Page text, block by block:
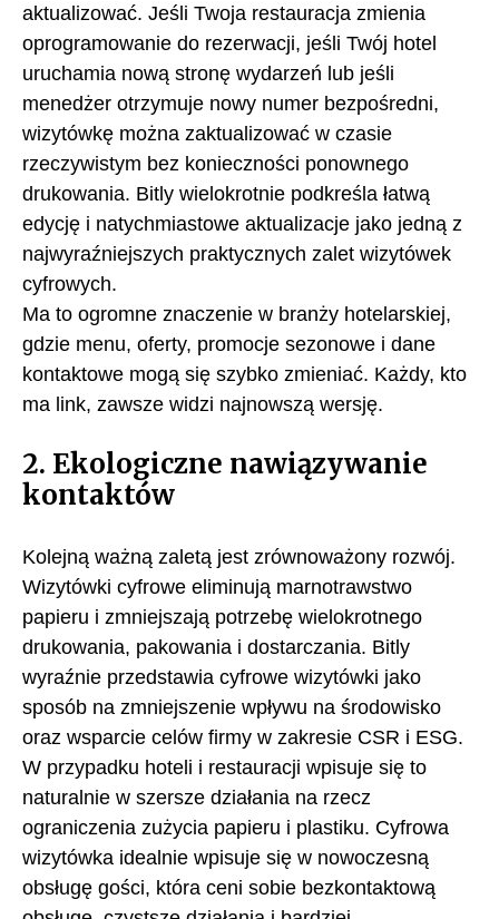
aktualizować. Jeśli Twoja restauracja zmienia
oprogramowanie do rezerwacji, jeśli Twój hotel
uruchamia nową stronę wydarzeń lub jeśli
menedżer otrzymuje nowy numer bezpośredni,
wizytówkę można zaktualizować w czasie
rzeczywistym bez konieczności ponownego
drukowania. Bitly wielokrotnie podkreśla łatwą
edycję i natychmiastowe aktualizacje jako jedną z
najwyraźniejszych praktycznych zalet wizytówek
cyfrowych.
Ma to ogromne znaczenie w branży hotelarskiej,
gdzie menu, oferty, promocje sezonowe i dane
kontaktowe mogą się szybko zmieniać. Każdy, kto
ma link, zawsze widzi najnowszą wersję.
2. Ekologiczne nawiązywanie
kontaktów
Kolejną ważną zaletą jest zrównoważony rozwój.
Wizytówki cyfrowe eliminują marnotrawstwo
papieru i zmniejszają potrzebę wielokrotnego
drukowania, pakowania i dostarczania. Bitly
wyraźnie przedstawia cyfrowe wizytówki jako
sposób na zmniejszenie wpływu na środowisko
oraz wsparcie celów firmy w zakresie CSR i ESG.
W przypadku hoteli i restauracji wpisuje się to
naturalnie w szersze działania na rzecz
ograniczenia zużycia papieru i plastiku. Cyfrowa
wizytówka idealnie wpisuje się w nowoczesną
obsługę gości, która ceni sobie bezkontaktową